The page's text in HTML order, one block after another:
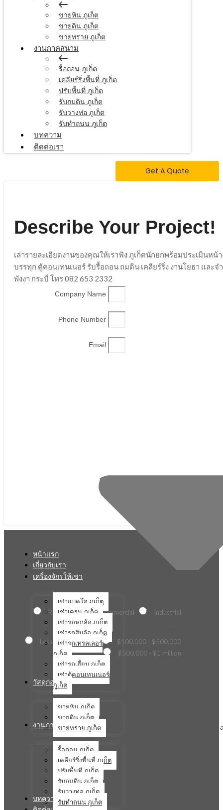
ขายหิน ภูเก็ต
ขายดิน ภูเก็ต
ขายทราย ภูเก็ต
งานภาคสนาม
รื้อถอน ภูเก็ต
เคลียร์ริ่งพื้นที่ ภูเก็ต
ปรับพื้นที่ ภูเก็ต
รับถมดิน ภูเก็ต
รับวางท่อ ภูเก็ต
รับทำถนน ภูเก็ต
บทความ
ติดต่อเรา
Get A Quote
Describe Your Project!
เล่ารายละเอียดงานของคุณให้เราฟัง ภูเก็ตนักยกพร้อมประเมินหน้
บรรทุก ตู้คอนเทนเนอร์ รับรื้อถอน ถมดิน เคลียร์ริ่ง งานโยธา และ
พังงา กระบี่ โทร 082 653 2332
Company Name
Phone Number
Email
Residential
Commercial Industrial
What is the estimated budget for the project?
Less than $100,000
$100,000 - $500,000
$500,000 - $1 million
Briefly describe your construction company
หน้าแรก
เกี่ยวกับเรา
เครื่องจักรให้เช่า
เช่าแบคโฮ ภูเก็ต
เช่าเครน ภูเก็ต
เช่ารถหกล้อ ภูเก็ต
เช่ารถสิบล้อ ภูเก็ต
เช่ารถเทรลเลอร์
ภูเก็ต
เช่ารถเฮี้ยบ ภูเก็ต
เช่าตู้คอนเทนเนอร์
ภูเก็ต
วัสดุก่อสร้าง
ขายหิน ภูเก็ต
ขายดิน ภูเก็ต
ขายทราย ภูเก็ต
งานภาคสนาม
รื้อถอน ภูเก็ต
เคลียร์ริ่งพื้นที่ ภูเก็ต
ปรับพื้นที่ ภูเก็ต
รับถมดิน ภูเก็ต
รับวางท่อ ภูเก็ต
รับทำถนน ภูเก็ต
บทความ